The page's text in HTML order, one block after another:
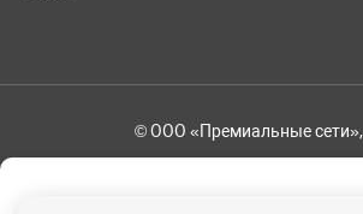
© ООО «Премиальные